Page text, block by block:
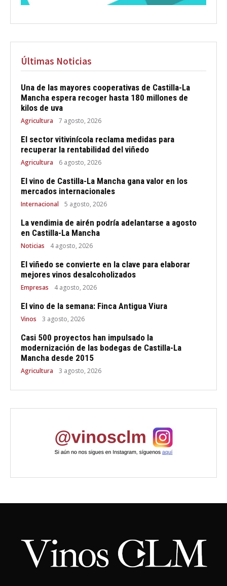
Últimas Noticias
Una de las mayores cooperativas de Castilla-La
Mancha espera recoger hasta 180 millones de
kilos de uva
Agricultura 7 agosto, 2026
El sector vitivinícola reclama medidas para
recuperar la rentabilidad del viñedo
Agricultura 6 agosto, 2026
El vino de Castilla-La Mancha gana valor en los
mercados internacionales
Internacional 5 agosto, 2026
La vendimia de airén podría adelantarse a agosto
en Castilla-La Mancha
Noticias 4 agosto, 2026
El viñedo se convierte en la clave para elaborar
mejores vinos desalcoholizados
Empresas 4 agosto, 2026
El vino de la semana: Finca Antigua Viura
Vinos 3 agosto, 2026
Casi 500 proyectos han impulsado la
modernización de las bodegas de Castilla-La
Mancha desde 2015
Agricultura 3 agosto, 2026